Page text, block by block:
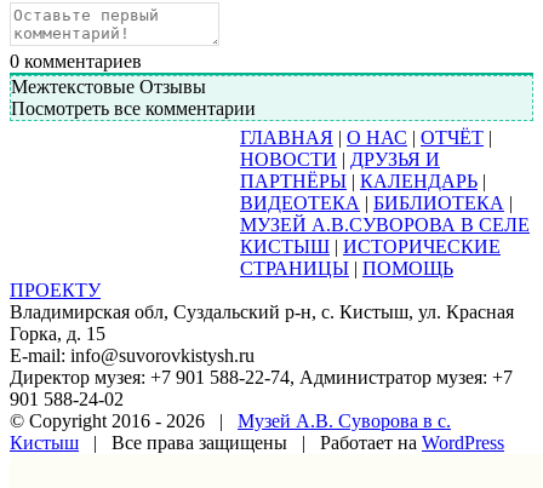
0 комментариев
Межтекстовые Отзывы
Посмотреть все комментарии
ГЛАВНАЯ | О НАС | ОТЧЁТ |
НОВОСТИ | ДРУЗЬЯ И
ПАРТНЁРЫ | КАЛЕНДАРЬ |
ВИДЕОТЕКА | БИБЛИОТЕКА |
МУЗЕЙ А.В.СУВОРОВА В СЕЛЕ
КИСТЫШ | ИСТОРИЧЕСКИЕ
СТРАНИЦЫ | ПОМОЩЬ
ПРОЕКТУ
Владимирская обл, Суздальский р-н, с. Кистыш, ул. Красная
Горка, д. 15
E-mail: info@suvorovkistysh.ru
Директор музея: +7 901 588-22-74, Администратор музея: +7
901 588-24-02
© Copyright 2016 - 2026 | Музей А.В. Суворова в с.
Кистыш | Все права защищены | Работает на WordPress